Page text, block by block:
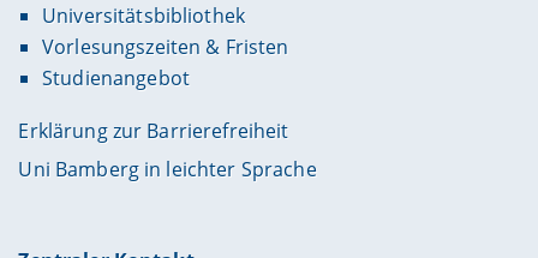
Universitätsbibliothek
Vorlesungszeiten & Fristen
Studienangebot
Erklärung zur Barrierefreiheit
Uni Bamberg in leichter Sprache